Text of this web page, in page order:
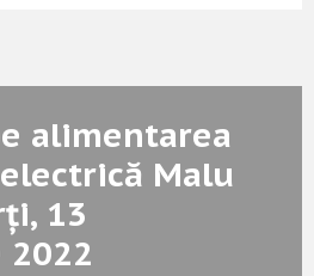
alimentarea
Malu
13